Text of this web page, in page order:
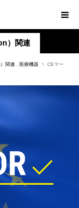
）関連
関連 医療機器
CEマー